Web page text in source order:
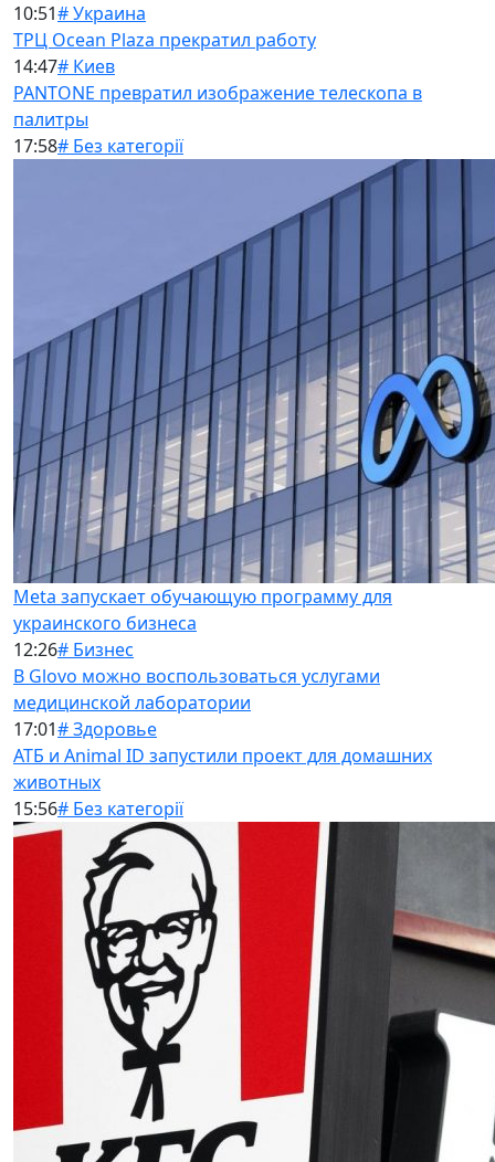
10:51# Украина
ТРЦ Ocean Plaza прекратил работу
14:47# Киев
PANTONE превратил изображение телескопа в
палитры
17:58# Без категорії
Meta запускает обучающую программу для
украинского бизнеса
12:26# Бизнес
В Glovo можно воспользоваться услугами
медицинской лаборатории
17:01# Здоровье
АТБ и Animal ID запустили проект для домашних
животных
15:56# Без категорії